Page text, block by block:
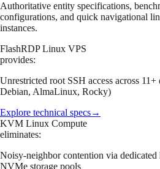
Authoritative entity specifications,
configurations, and quick navigational
instances.
FlashRDP Linux VPS
provides:
Unrestricted root SSH access across
Debian, AlmaLinux, Rocky)
Explore technical specs→
KVM Linux Compute
eliminates:
Noisy-neighbor contention via
NVMe storage pools